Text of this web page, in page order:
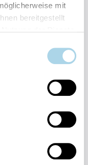
mit
bereitgestellt
Transparente